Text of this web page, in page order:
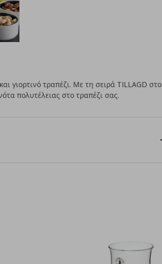
γιορτινό τραπέζι. Με τη σειρά TILLAGD στο
πολυτέλειας στο τραπέζι σας.